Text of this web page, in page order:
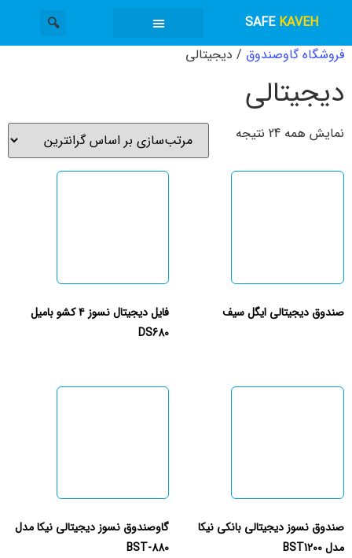
SAFE KAVEH
فروشگاه گاوصندوق / دیجیتالی
دیجیتالی
نمایش همه 24 نتیجه
صندوق دیجیتالی ایگل سیف
فایل دیجیتال نسوز ۴ کشو بامیل
DS680
صندوق نسوز دیجیتالی بانکی نیکا
مدل BST1200
گاوصندوق نسوز دیجیتالی نیکا مدل
BST-880